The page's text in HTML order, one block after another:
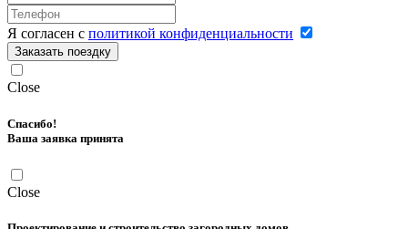
Я согласен с политикой конфиденциальности
Заказать поездку
Close
Спасибо!
Ваша заявка принята
Close